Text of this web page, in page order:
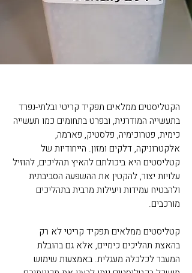
הקטליסטים ממלאים תפקיד קריטי ובלתי-נפרד
בתעשייה המודרנית, ובפרט בתחומים כמו תעשייה
כימית, פטרוכימיה, פלסטיק, פארמה,
אלקטרוניקה, דלקים ומזון. הייחודיות של
קטליסטים היא ביכולתם להאיץ תהליכים, להוזיל
עלויות יצור, להקטין את ההשפעה הסביבתית
ולהבטיח עמידות ויעילות מרבית בתהליכים
מורכבים.
קטליסטים ממלאים תפקיד קריטי לא רק
בהאצת תהליכים כימיים, אלא גם בהובלת
המעבר לכלכלה מעגלית. באמצעות שימוש